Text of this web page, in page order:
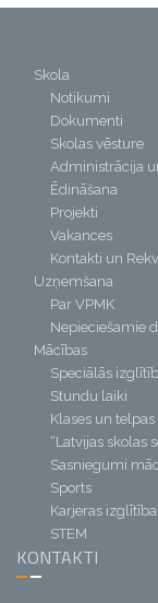
Skola
Notikumi
Dokumenti
Skolas vēsture
Administrācija
Ēdināšana
Projekti
Vakances
Kontakti un
Uzņemšana
Par VPMK
Nepieciešamie
Mācības
Speciālās
Stundu laiki
Klases un telpas
“Latvijas skolas
Sasniegumi
Sports
Karjeras izglītība
STEM
KONTAKTI